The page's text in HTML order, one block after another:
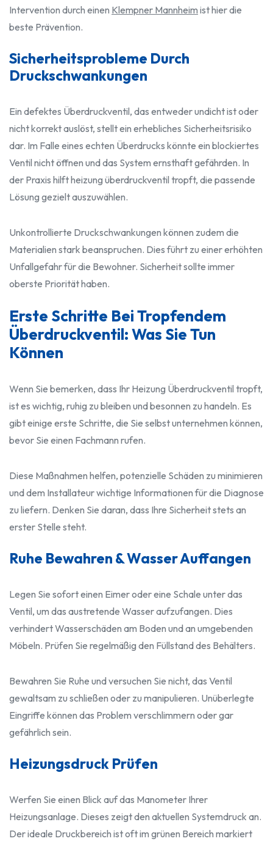
Intervention durch einen Klempner Mannheim ist hier die
beste Prävention.
Sicherheitsprobleme Durch
Druckschwankungen
Ein defektes Überdruckventil, das entweder undicht ist oder
nicht korrekt auslöst, stellt ein erhebliches Sicherheitsrisiko
dar. Im Falle eines echten Überdrucks könnte ein blockiertes
Ventil nicht öffnen und das System ernsthaft gefährden. In
der Praxis hilft heizung überdruckventil tropft, die passende
Lösung gezielt auszuwählen.
Unkontrollierte Druckschwankungen können zudem die
Materialien stark beanspruchen. Dies führt zu einer erhöhten
Unfallgefahr für die Bewohner. Sicherheit sollte immer
oberste Priorität haben.
Erste Schritte Bei Tropfendem
Überdruckventil: Was Sie Tun
Können
Wenn Sie bemerken, dass Ihr Heizung Überdruckventil tropft,
ist es wichtig, ruhig zu bleiben und besonnen zu handeln. Es
gibt einige erste Schritte, die Sie selbst unternehmen können,
bevor Sie einen Fachmann rufen.
Diese Maßnahmen helfen, potenzielle Schäden zu minimieren
und dem Installateur wichtige Informationen für die Diagnose
zu liefern. Denken Sie daran, dass Ihre Sicherheit stets an
erster Stelle steht.
Ruhe Bewahren & Wasser Auffangen
Legen Sie sofort einen Eimer oder eine Schale unter das
Ventil, um das austretende Wasser aufzufangen. Dies
verhindert Wasserschäden am Boden und an umgebenden
Möbeln. Prüfen Sie regelmäßig den Füllstand des Behälters.
Bewahren Sie Ruhe und versuchen Sie nicht, das Ventil
gewaltsam zu schließen oder zu manipulieren. Unüberlegte
Eingriffe können das Problem verschlimmern oder gar
gefährlich sein.
Heizungsdruck Prüfen
Werfen Sie einen Blick auf das Manometer Ihrer
Heizungsanlage. Dieses zeigt den aktuellen Systemdruck an.
Der ideale Druckbereich ist oft im grünen Bereich markiert